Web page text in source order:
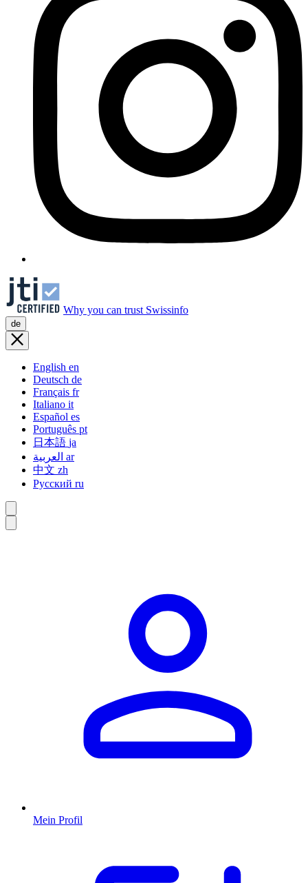
Why you can trust Swissinfo
de
English en
Deutsch de
Français fr
Italiano it
Español es
Português pt
日本語 ja
ar
中文 zh
Русский ru
Mein Profil